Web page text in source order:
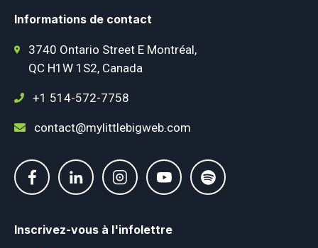
Informations de contact
3740 Ontario Street E Montréal,
QC H1W 1S2, Canada
+1 514-572-7758
contact@mylittlebigweb.com
Inscrivez-vous à l'infolettre